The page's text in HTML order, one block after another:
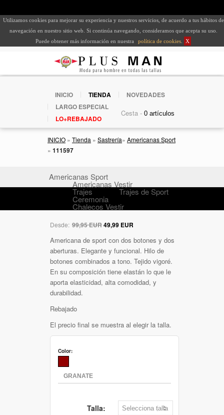
Utilizamos cookies para mejorar su experiencia y nuestros servicios, de acuerdo a tus hábitos de
navegación en nuestro sitio web. Si continúa navegando, consideramos que acepta su uso.
Puede obtener más información en nuestra
política de cookies X
INICIO TIENDA
NOVEDADES
LARGO ESPECIAL
LO+REBAJADO
Cesta -
INICIO » Tienda » Sastrería» Americanas Sport
» 111597
Americanas Sport
Americanas Vestir
Trajes Trajes de Sport
Ceremonia
Chalecos Vestir
Desde: 99,95 EUR49,99 EUR
Americana de sport con dos botones y dos
aberturas. Elegante y funcional. Hilo de
botones combinados a tono. Tejido vigoré.
En su composición tiene elastán lo que le
aporta elasticidad, alta comodidad, y
durabilidad.
Rebajado
El precio final se muestra al elegir la talla.
Color:
Talla: